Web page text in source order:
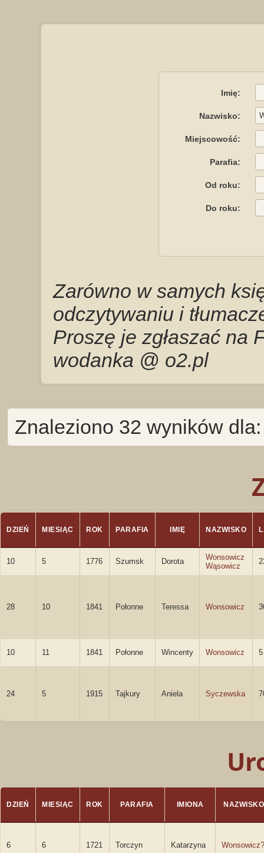
Imię:
Nazwisko:
Miejscowość:
Parafia:
Od roku:
Do roku:
Zarówno w samych
odczytywaniu i
Proszę je zgłaszać na
wodanka @ o2.pl
Znaleziono 32 wyników
DZIEŃ MIESIĄC ROK PARAFIA IMIĘ NAZWISKO
10 5 1776 Szumsk Dorota
Wonsowicz
Wąsowicz
28 10 1841 Połonne Teressa Wonsowicz
10 11 1841 Połonne Wincenty Wonsowicz 5
24 5 1915 Tajkury Aniela Syczewska
DZIEŃ MIESIĄC ROK PARAFIA IMIONA NAZWISKO
6 6 1721 Torczyn Katarzyna Wonsowicz?